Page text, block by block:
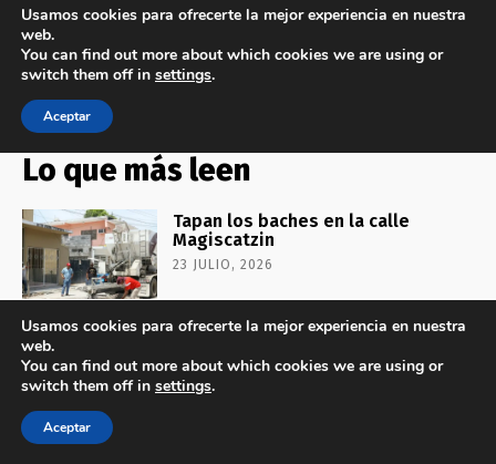
Lo que más leen
Tapan los baches en la calle
Magiscatzin
23 JULIO, 2026
Refuerza Patty Chío alumbrado
público en Ejidos Matamoros y San
Agustín
Usamos cookies para ofrecerte la mejor experiencia en nuestra
web.
You can find out more about which cookies we are using or
switch them off in settings.
Aceptar